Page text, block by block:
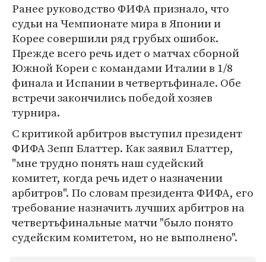
Ранее руководство ФИФА признало, что
судьи на Чемпионате мира в Японии и
Корее совершили ряд грубых ошибок.
Прежде всего речь идет о матчах сборной
Южной Кореи с командами Италии в 1/8
финала и Испании в четвертьфинале. Обе
встречи закончились победой хозяев
турнира.
С критикой арбитров выступил президент
ФИФА Зепп Блаттер. Как заявил Блаттер,
"мне трудно понять наш судейский
комитет, когда речь идет о назначении
арбитров". По словам президента ФИФА, его
требование назначить лучших арбитров на
четвертьфинальные матчи "было понято
судейским комитетом, но не выполнено".